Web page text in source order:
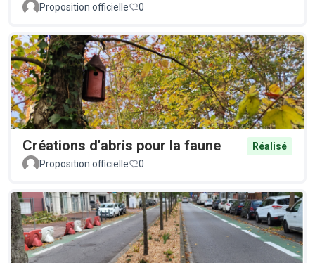
Proposition officielle 0
Créations d'abris pour la faune
Réalisé
Proposition officielle
0